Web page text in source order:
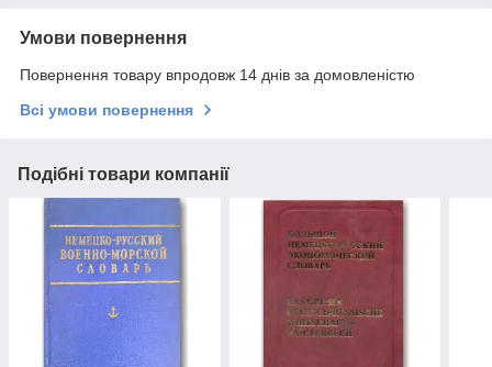
Умови повернення
Повернення товару впродовж 14 днів за домовленістю
Всі умови повернення
Подібні товари компанії